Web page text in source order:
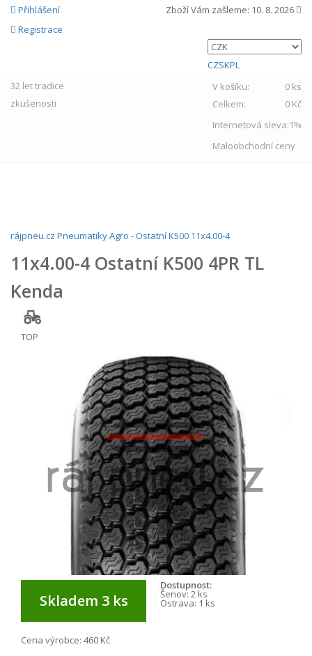
Přihlášení
Registrace
Zboží Vám zašleme: 10. 8. 2026
CZSKPL
32 lettradice
zkušenosti
V košíku:
0 ks
Celkem:
0 Kč
Internetová sleva:1%
Maloobchodní ceny
rájpneu.cz PneumatikyAgro -OstatníK500 11x4.00-4
11x4.00-4 Ostatní K500 4PR TL
Kenda
TOP
Skladem 3 ks
Dostupnost:
Šenov: 2 ks
Ostrava: 1 ks
Cena výrobce: 460 Kč